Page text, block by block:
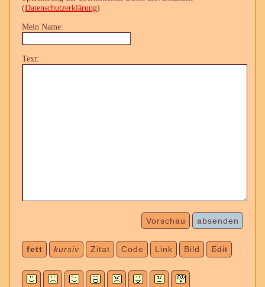
(Datenschutzerklärung)
Mein Name:
Text:
Vorschau absenden
fett kursiv Zitat Code Link Bild Edit